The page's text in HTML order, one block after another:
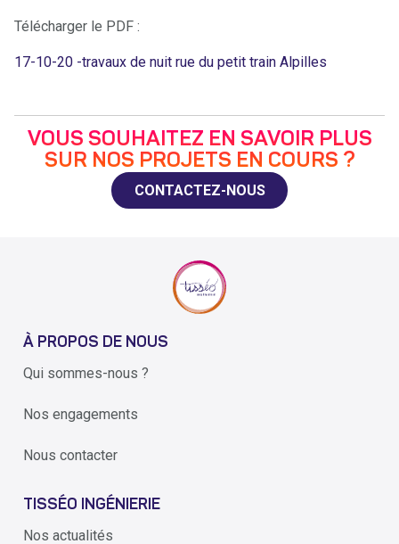
Télécharger le PDF :
17-10-20 -travaux de nuit rue du petit train Alpilles
VOUS SOUHAITEZ EN SAVOIR PLUS
SUR NOS PROJETS EN COURS ?
CONTACTEZ-NOUS
À PROPOS DE NOUS
Qui sommes-nous ?
Nos engagements
Nous contacter
TISSÉO INGÉNIERIE
Nos actualités